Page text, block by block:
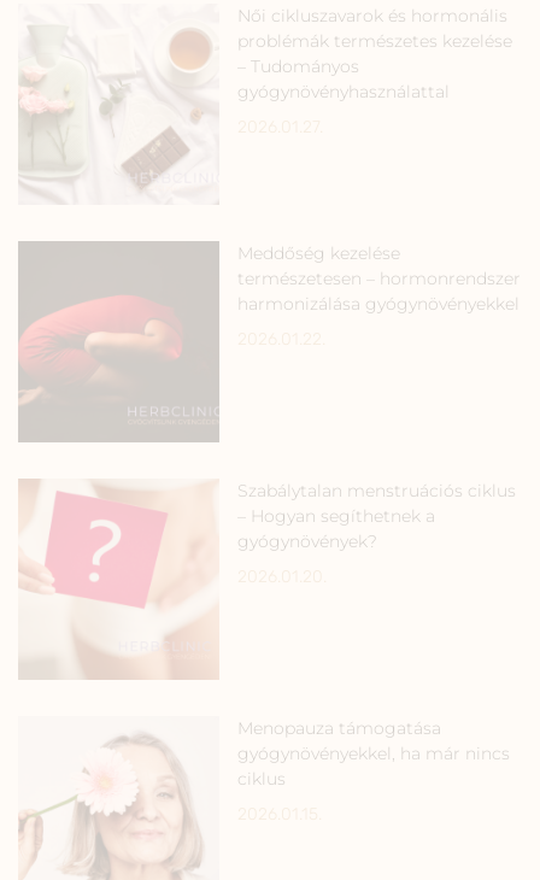
Női cikluszavarok és hormonális
problémák természetes kezelése
– Tudományos
gyógynövényhasználattal
Meddőség kezelése
természetesen – hormonrendszer
harmonizálása gyógynövényekkel
Szabálytalan menstruációs ciklus
– Hogyan segíthetnek a
gyógynövények?
Menopauza támogatása
gyógynövényekkel, ha már nincs
ciklus